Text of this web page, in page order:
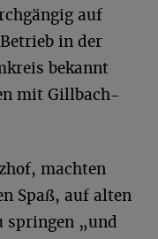
auf
in der
bekannt
mit Gillbach-
machten
Spaß, auf alten
springen „und